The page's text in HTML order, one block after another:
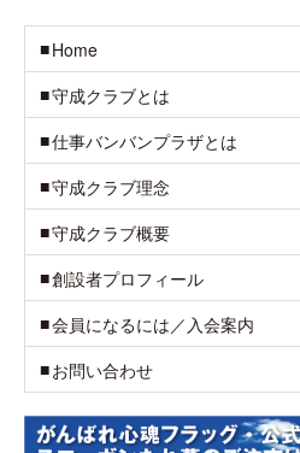
Home
守成クラブとは
仕事バンバンプラザとは
守成クラブ理念
守成クラブ概要
創設者プロフィール
会員になるには／入会案内
お問い合わせ